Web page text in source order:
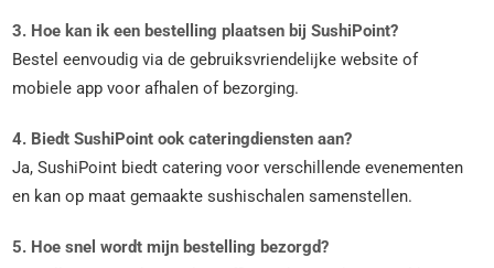
3. Hoe kan ik een bestelling plaatsen bij SushiPoint?
Bestel eenvoudig via de gebruiksvriendelijke website of
mobiele app voor afhalen of bezorging.
4. Biedt SushiPoint ook cateringdiensten aan?
Ja, SushiPoint biedt catering voor verschillende evenementen
en kan op maat gemaakte sushischalen samenstellen.
5. Hoe snel wordt mijn bestelling bezorgd?